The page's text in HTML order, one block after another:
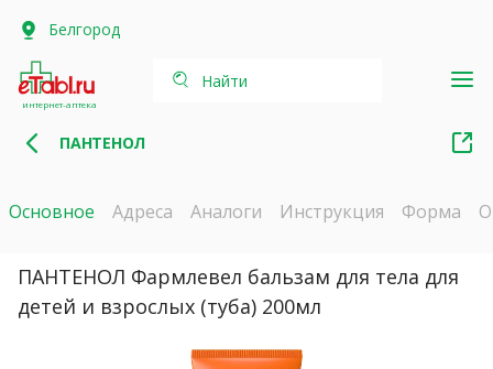
Белгород
интернет-аптека
Найти
ПАНТЕНОЛ
Основное Адреса Аналоги Инструкция Форма
ПАНТЕНОЛ Фармлевел бальзам для тела для
детей и взрослых (туба) 200мл